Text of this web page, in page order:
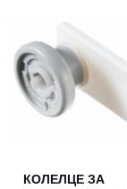
КОЛЕЛЦЕ ЗА